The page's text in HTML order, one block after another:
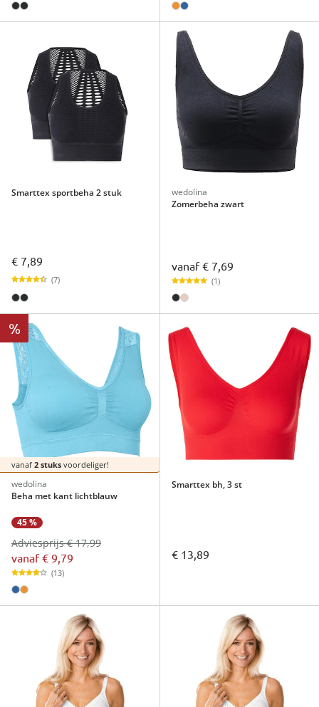
Smarttex sportbeha 2 stuk
€ 7,89
(7)
wedolina
Zomerbeha zwart
vanaf€ 7,69
(1)
%
vanaf 2 stuks voordeliger!
wedolina
Beha met kant lichtblauw
45 %
vanaf€ 9,79
Adviesprijs € 17,99
(13)
Smarttex bh, 3 st
€ 13,89